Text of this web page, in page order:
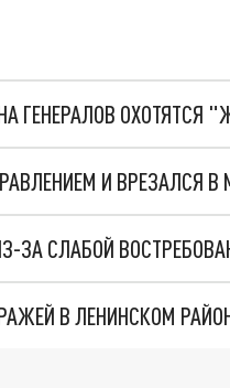
ГЕНЕРАЛОВ ОХОТЯТСЯ
И ВРЕЗАЛСЯ
В ЛЕНИНСКОМ